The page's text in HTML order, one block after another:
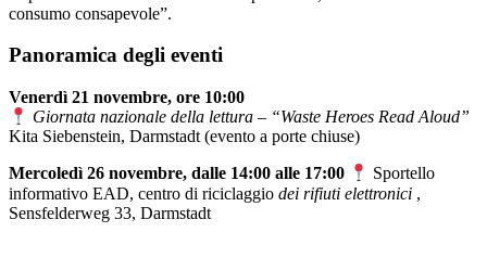
consumo consapevole”.
Panoramica degli eventi
Venerdì 21 novembre, ore 10:00
Giornata nazionale della lettura – “Waste Heroes Read Aloud”
Kita Siebenstein, Darmstadt (evento a porte chiuse)
Mercoledì 26 novembre, dalle 14:00 alle 17:00
Sportello
informativo EAD, centro di riciclaggio dei rifiuti elettronici ,
Sensfelderweg 33, Darmstadt